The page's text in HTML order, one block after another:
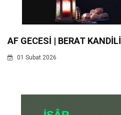
AF GECESİ | BERAT KANDİLİ
01 Subat 2026